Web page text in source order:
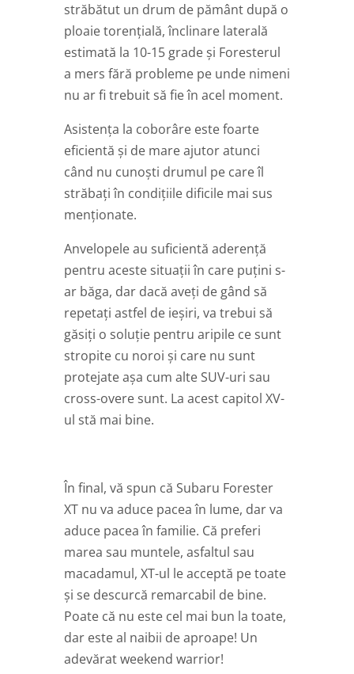
străbătut un drum de pământ după o
ploaie torențială, înclinare laterală
estimată la 10-15 grade și Foresterul
a mers fără probleme pe unde nimeni
nu ar fi trebuit să fie în acel moment.
Asistența la coborâre este foarte
eficientă și de mare ajutor atunci
când nu cunoști drumul pe care îl
străbați în condițiile dificile mai sus
menționate.
Anvelopele au suficientă aderență
pentru aceste situații în care puțini s-
ar băga, dar dacă aveți de gând să
repetați astfel de ieșiri, va trebui să
găsiți o soluție pentru aripile ce sunt
stropite cu noroi și care nu sunt
protejate așa cum alte SUV-uri sau
cross-overe sunt. La acest capitol XV-
ul stă mai bine.
În final, vă spun că Subaru Forester
XT nu va aduce pacea în lume, dar va
aduce pacea în familie. Că preferi
marea sau muntele, asfaltul sau
macadamul, XT-ul le acceptă pe toate
și se descurcă remarcabil de bine.
Poate că nu este cel mai bun la toate,
dar este al naibii de aproape! Un
adevărat weekend warrior!